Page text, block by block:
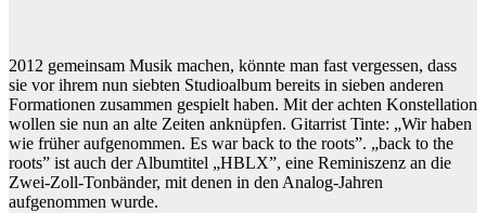
2012 gemeinsam Musik machen, könnte man fast vergessen, dass
sie vor ihrem nun siebten Studioalbum bereits in sieben anderen
Formationen zusammen gespielt haben. Mit der achten Konstellation
wollen sie nun an alte Zeiten anknüpfen. Gitarrist Tinte: „Wir haben
wie früher aufgenommen. Es war back to the roots”. „back to the
roots” ist auch der Albumtitel „HBLX”, eine Reminiszenz an die
Zwei-Zoll-Tonbänder, mit denen in den Analog-Jahren
aufgenommen wurde.